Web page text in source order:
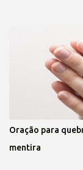
Oração para
mentira